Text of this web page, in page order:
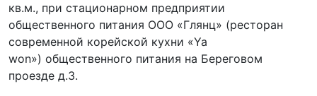
кв.м., при стационарном предприятии
общественного питания ООО «Глянц» (ресторан
современной корейской кухни «Ya
won») общественного питания на Береговом
проезде д.3.